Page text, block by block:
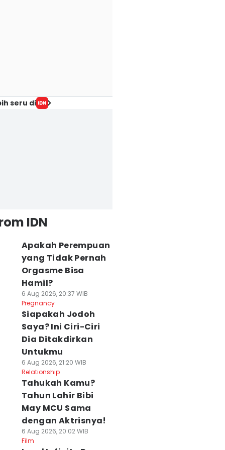
seru di
IDN
Apakah Perempuan
yang Tidak Pernah
Orgasme Bisa
Hamil?
6 Aug 2026, 20:37 WIB
Pregnancy
Siapakah Jodoh
Saya? Ini Ciri-Ciri
Dia Ditakdirkan
Untukmu
6 Aug 2026, 21:20 WIB
Relationship
Tahukah Kamu?
Tahun Lahir Bibi
May MCU Sama
dengan Aktrisnya!
6 Aug 2026, 20:02 WIB
Film